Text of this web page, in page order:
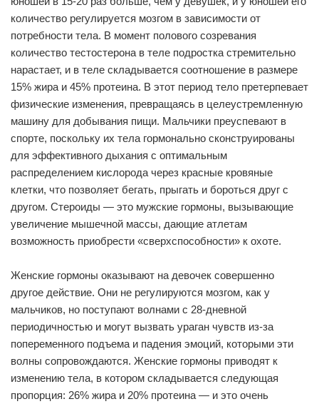
количество регулируется мозгом в зависимости от
потребности тела. В момент полового созревания
количество тестостерона в теле подростка стремительно
нарастает, и в теле складывается соотношение в размере
15% жира и 45% протеина. В этот период тело претерпевает
физические изменения, превращаясь в целеустремленную
машину для добывания пищи. Мальчики преуспевают в
спорте, поскольку их тела гормонально сконструированы
для эффективного дыхания с оптимальным
распределением кислорода через красные кровяные
клетки, что позволяет бегать, прыгать и бороться друг с
другом. Стероиды — это мужские гормоны, вызывающие
увеличение мышечной массы, дающие атлетам
возможность приобрести «сверхспособности» к охоте.
Женские гормоны оказывают на девочек совершенно
другое действие. Они не регулируются мозгом, как у
мальчиков, но поступают волнами с 28-дневной
периодичностью и могут вызвать ураган чувств из-за
попеременного подъема и падения эмоций, которыми эти
волны сопровождаются. Женские гормоны приводят к
изменению тела, в котором складывается следующая
пропорция: 26% жира и 20% протеина — и это очень